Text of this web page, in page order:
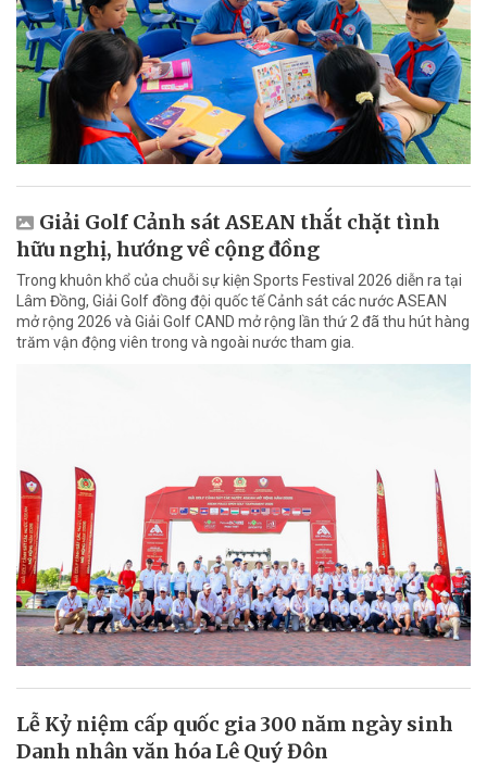
Giải Golf Cảnh sát ASEAN thắt chặt tình
hữu nghị, hướng về cộng đồng
Trong khuôn khổ của chuỗi sự kiện Sports Festival 2026 diễn ra tại
Lâm Đồng, Giải Golf đồng đội quốc tế Cảnh sát các nước ASEAN
mở rộng 2026 và Giải Golf CAND mở rộng lần thứ 2 đã thu hút hàng
trăm vận động viên trong và ngoài nước tham gia.
Lễ Kỷ niệm cấp quốc gia 300 năm ngày sinh
Danh nhân văn hóa Lê Quý Đôn